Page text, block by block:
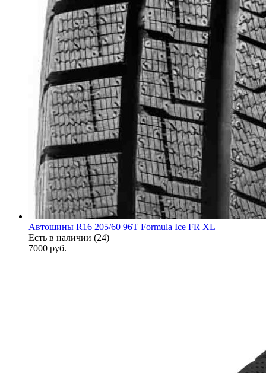
Автошины R16 205/60 96T Formula Ice FR XL
Есть в наличии (24)
7000 руб.